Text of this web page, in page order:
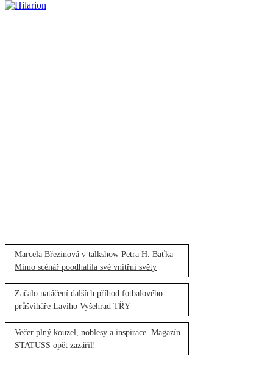
Marcela Březinová v talkshow Petra H. Baťka
Mimo scénář poodhalila své vnitřní světy
Začalo natáčení dalších příhod fotbalového
průšviháře Laviho Vyšehrad TŘY
Večer plný kouzel, noblesy a inspirace. Magazín
STATUSS opět zazářil!